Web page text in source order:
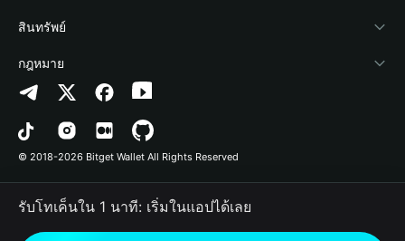
ศูนย์ช่วยเหลือ
ติดต่อเรา
ทรัพยากรข้อมูลของแบรนด์
อาชีพ
Crypto Swap API
Altcoin Season Index
Prediction Markets
DApp
RWA
Bitget Wallet Pay
ลิสต์โปรเจกต์
เทคโนโลยีความปลอดภัย
ซื้อคริปโต
การตรวจจับการอนุญาต
การตรวจจับสัญญา
การโอนเป็นชุด
สินทรัพย์
Arbitrum
Avalanche
Bitcoin
Polygon
กฎหมาย
นโยบายความเป็นส่วนตัว
ข้อตกลงในการใช้บริการ
© 2018-2026 Bitget Wallet All Rights Reserved
รับโทเค็นใน 1 นาที: เริ่มในแอปได้เลย